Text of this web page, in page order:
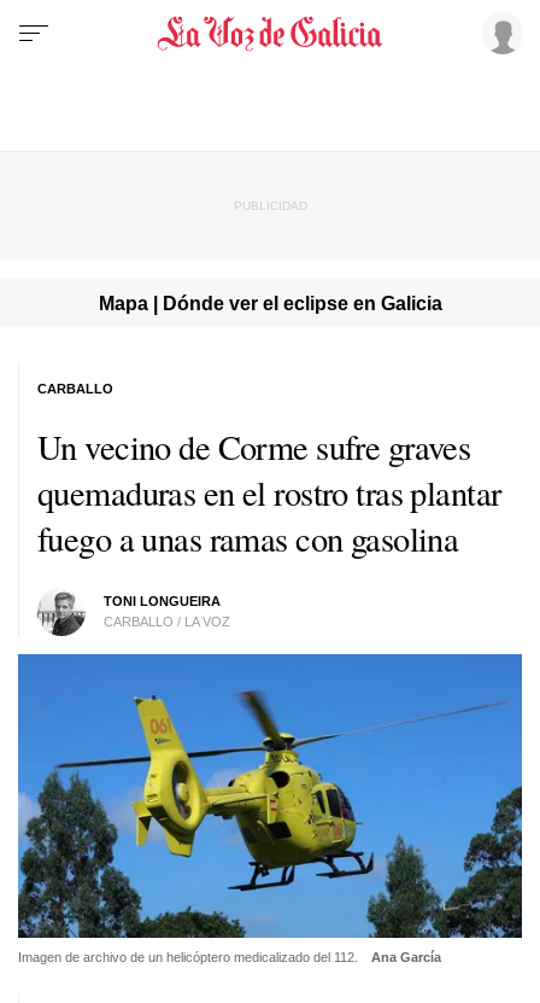
Mapa | Dónde ver el eclipse en Galicia
Un vecino de Corme sufre graves
quemaduras en el rostro tras plantar
fuego a unas ramas con gasolina
TONI LONGUEIRA
CARBALLO / LA VOZ
CARBALLO
Imagen de archivo de un helicóptero medicalizado del 112. Ana García